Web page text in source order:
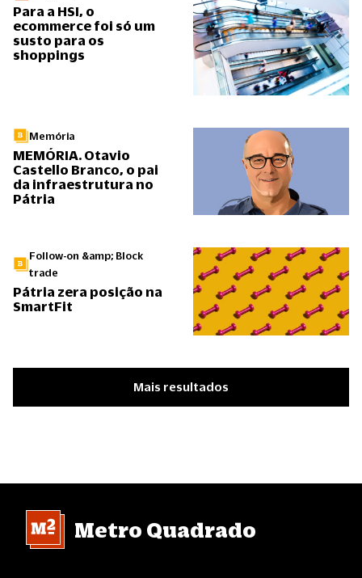
Para a HSI, o
ecommerce foi só um
susto para os
shoppings
Memória
MEMÓRIA. Otavio
Castello Branco, o pai
da infraestrutura no
Pátria
Follow-on &amp; Block
trade
Pátria zera posição na
SmartFit
Mais resultados
Metro Quadrado